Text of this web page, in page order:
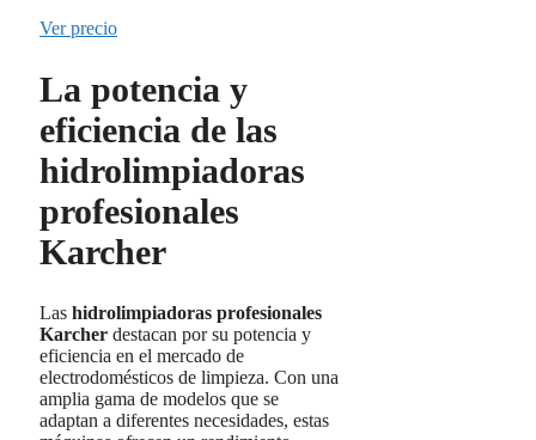
Ver precio
La potencia y
eficiencia de las
hidrolimpiadoras
profesionales
Karcher
Las hidrolimpiadoras profesionales
Karcher destacan por su potencia y
eficiencia en el mercado de
electrodomésticos de limpieza. Con una
amplia gama de modelos que se
adaptan a diferentes necesidades, estas